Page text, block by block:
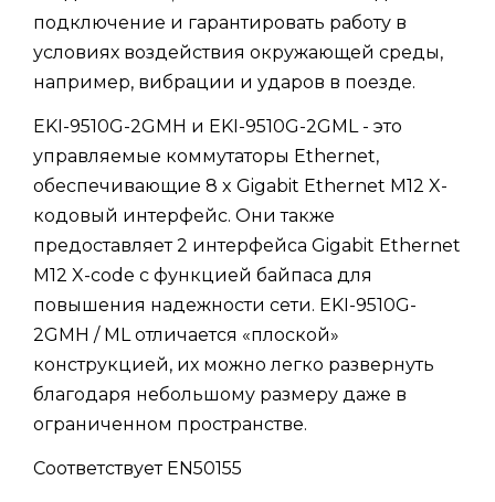
подключение и гарантировать работу в
условиях воздействия окружающей среды,
например, вибрации и ударов в поезде.
EKI-9510G-2GMH и EKI-9510G-2GML - это
управляемые коммутаторы Ethernet,
обеспечивающие 8 x Gigabit Ethernet M12 X-
кодовый интерфейс. Они также
предоставляет 2 интерфейса Gigabit Ethernet
M12 X-code с функцией байпаса для
повышения надежности сети. EKI-9510G-
2GMH / ML отличается «плоской»
конструкцией, их можно легко развернуть
благодаря небольшому размеру даже в
ограниченном пространстве.
Соответствует EN50155